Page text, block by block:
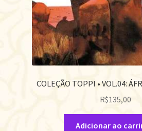
COLEÇÃO TOPPI • VOL.04:
R$135,00
Adicionar ao